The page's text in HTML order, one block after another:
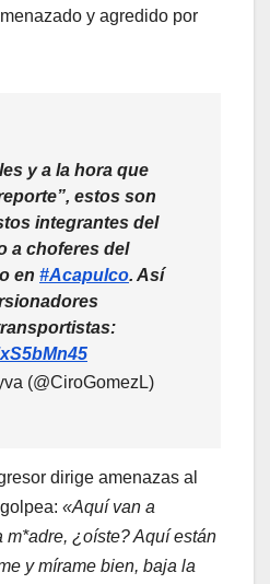
y agredido por
y a la hora que
estos son
integrantes del
a choferes del
en #Acapulco. Así
(@CiroGomezL)
dirige amenazas al
«Aquí van a
m*adre, ¿oíste? Aquí están
y mírame bien, baja la